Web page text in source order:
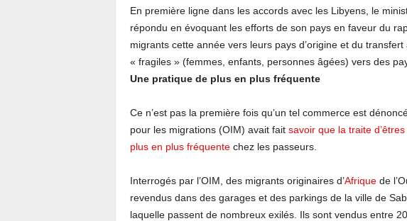
En première ligne dans les accords avec les Libyens, le
répondu en évoquant les efforts de son pays en faveur du
migrants cette année vers leurs pays d’origine et du transfert
« fragiles » (femmes, enfants, personnes âgées) vers des
Une pratique de plus en plus fréquente
Ce n’est pas la première fois qu’un tel commerce est
pour les migrations (OIM) avait fait savoir que la traite
plus en plus fréquentechez les passeurs.
Interrogés par l’OIM, des migrants originaires d’Afriquede
revendus dans des garages et des parkings de la ville de
laquelle passent de nombreux exilés. Ils sont vendus entre